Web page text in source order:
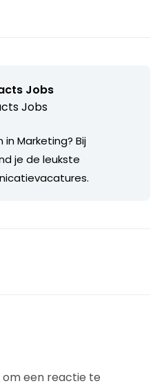
Jobs
Jobs
Marketing? Bij
je de leukste
om een reactie te